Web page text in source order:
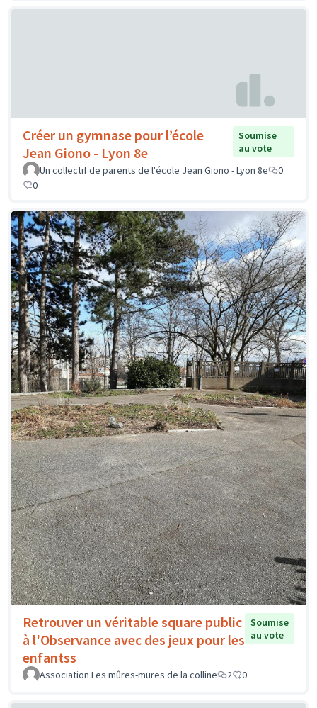
Créer un gymnase pour l’école
Jean Giono - Lyon 8e
Soumise
au vote
Un collectif de parents de l'école Jean Giono - Lyon 8e
0
0
Retrouver un véritable square public
à l'Observance avec des jeux pour les
enfantss
Soumise
au vote
Association Les mûres-mures de la colline 2 0